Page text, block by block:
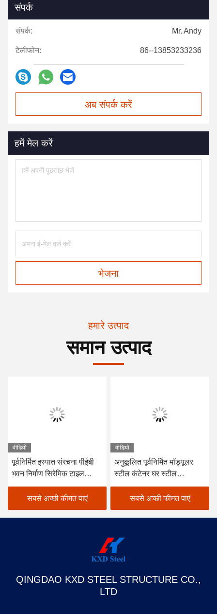
संपर्क
संपर्क: Mr. Andy
टेलीफोन: 86--13853233236
अब संपर्क करें
हमें मेल करें
भेजना
हमारे उत्पाद
समान उत्पाद
वीडियो
पूर्वनिर्मित इस्पात संरचना पीईबी
भवन निर्माण सिरेमिक टाइल
फैक्ट्री भवन
सबसे अच्छी कीमत पाएं
वीडियो
अनुकूलित पूर्वनिर्मित मॉड्यूलर
स्टील कंटेनर घर स्टील
संरचनात्मक भवन
सबसे अच्छी कीमत पाएं
QINGDAO KXD STEEL STRUCTURE CO.,
LTD